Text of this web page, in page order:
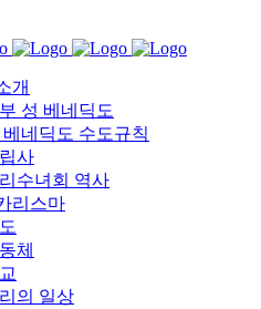
개
성 베네딕도
베네딕도 수도규칙
사
수녀회 역사
리스마
체
의 일상